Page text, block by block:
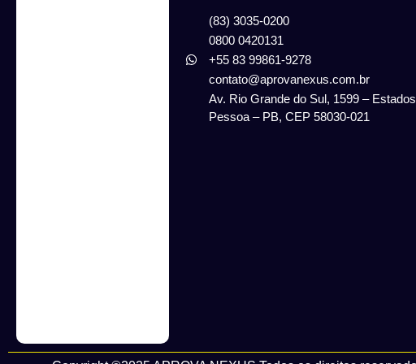
(83) 3035-0200
0800 0420131
+55 83 99861-9278
contato@aprovanexus.com.br
Av. Rio Grande do Sul, 1599 –
Pessoa – PB, CEP 58030-021